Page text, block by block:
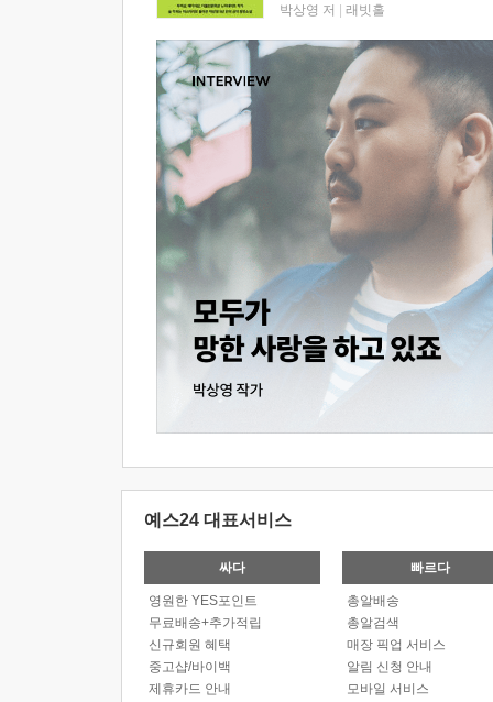
박상영 저 래빗홀
예스24 대표서비스
싸다
영원한 YES포인트
무료배송+추가적립
신규회원 혜택
중고샵/바이백
제휴카드 안내
빠르다
총알배송
총알검색
매장 픽업 서비스
알림 신청 안내
모바일 서비스